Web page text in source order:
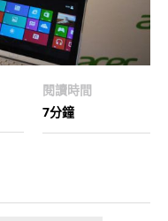
閱讀時間
7分鐘